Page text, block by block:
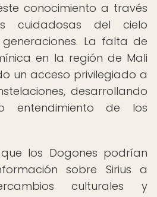
conocimiento a través
cuidadosas del cielo
La falta de
en la región de Mali
un acceso privilegiado a
desarrollando
entendimiento de los
los Dogones podrían
sobre Sirius a
culturales y